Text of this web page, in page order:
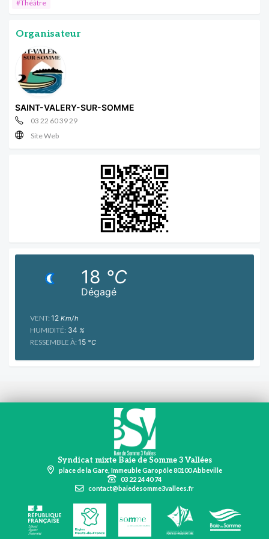
#Théâtre
Organisateur
SAINT-VALERY-SUR-SOMME
03 22 60 39 29
Site Web
Dégagé
18 °C
VENT: 12 Km/h
HUMIDITÉ: 34 %
RESSEMBLE À: 15 °C
Syndicat mixte Baie de Somme 3 Vallées
place de la Gare, Immeuble Garopôle 80100 Abbeville
03 22 24 40 74
contact@baiedesomme3vallees.fr